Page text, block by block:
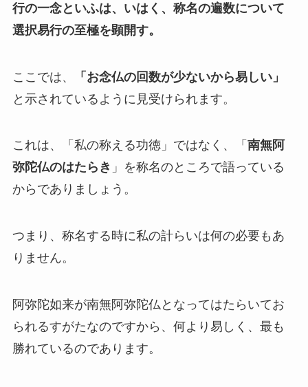
行の一念といふは、いはく、称名の遍数について
選択易行の至極を顕開す。
ここでは、
「お念仏の回数が少ないから易しい」
と示されているように見受けられます。
これは、「私の称える功徳」ではなく、「 南無阿
弥陀仏のはたらき 」を称名のところで語っている
からでありましょう。
つまり、称名する時に私の計らいは何の必要もあ
りません。
阿弥陀如来が南無阿弥陀仏となってはたらいてお
られるすがたなのですから、何より易しく、最も
勝れているのであります。